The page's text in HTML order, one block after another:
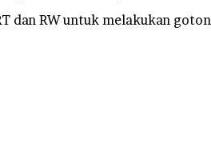
dan RW untuk melakukan